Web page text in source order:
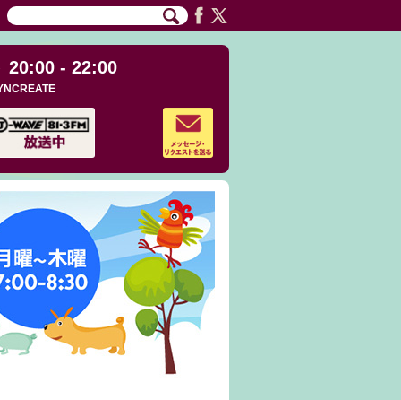
20:00 - 22:00